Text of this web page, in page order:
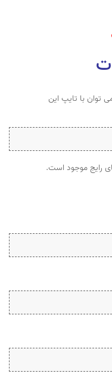
توان با تایپ این
رایج موجود است.